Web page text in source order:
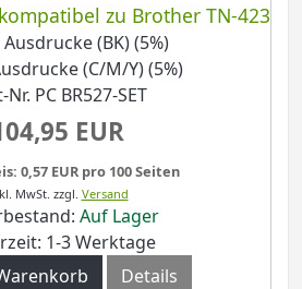
zu Brother TN-423
Ausdrucke (BK) (5%)
(C/M/Y) (5%)
Nr. PC BR527-SET
EUR
0,57 EUR pro 100 Seiten
MwSt. zzgl. Versand
Auf Lager
1-3 Werktage
Details